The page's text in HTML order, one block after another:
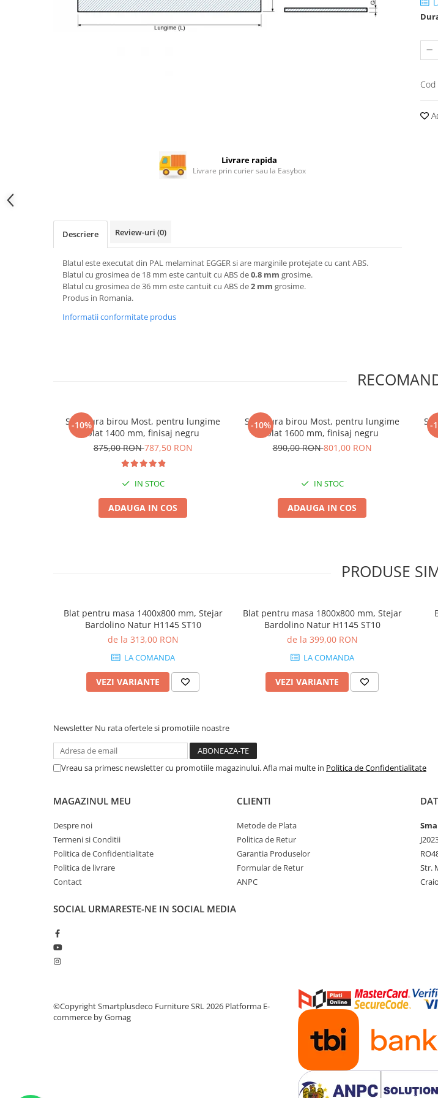
Scurgatoare pentru vase
Livrare rapida
Livrare prin curier sau la Easybox
Descriere Review-uri (0)
Blatul este executat din PAL melaminat EGGER si are marginile protejate cu cant ABS.
Blatul cu grosimea de 18 mm este cantuit cu ABS de0.8 mm grosime.
Blatul cu grosimea de 36 mm este cantuit cu ABS de2 mm grosime.
Produs in Romania.
Informatii conformitate produs
-10%
Structura birou Most, pentru lungime
blat 1400 mm, finisaj negru
875,00 RON787,50 RON
IN STOC
ADAUGA IN COS
-10%
Structura birou Most, pentru lungime
blat 1600 mm, finisaj negru
890,00 RON801,00 RON
IN STOC
ADAUGA IN COS
-
PRODUSE
Blat pentru masa 1400x800 mm, Stejar
Bardolino Natur H1145 ST10
de la 313,00 RON
LA COMANDA
VEZI VARIANTE
Blat pentru masa 1800x800 mm, Stejar
Bardolino Natur H1145 ST10
de la 399,00 RON
LA COMANDA
VEZI VARIANTE
Newsletter Nu rata ofertele si promotiile noastre
Vreau sa primesc newsletter cu promotiile magazinului. Afla mai multe in Politica de Confidentialitate
MAGAZINUL MEU
Despre noi
Termeni si Conditii
Politica de Confidentialitate
Politica de livrare
Contact
CLIENTI
Metode de Plata
Politica de Retur
Garantia Produselor
Formular de Retur
ANPC
Str.
SOCIAL URMARESTE-NE IN SOCIAL MEDIA
©Copyright Smartplusdeco Furniture SRL 2026 Platforma E-
commerce by Gomag